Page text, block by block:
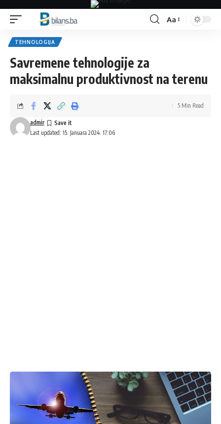
Font
Aa
TEHNOLOGIJA
Savremene tehnologije za
maksimalnu produktivnost na terenu
Last updated: 15. Januara 2024. 17:06
admir
5 Min Read